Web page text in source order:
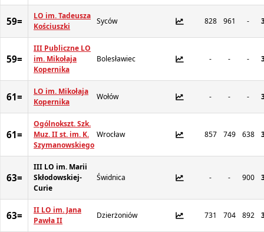
59=
LO im. Tadeusza
Kościuszki
Syców 828 961 -
59=
III Publiczne LO
im. Mikołaja
Kopernika
Bolesławiec - - -
61=
LO im. Mikołaja
Kopernika
Wołów - - -
61=
Ogólnokszt. Szk.
Muz. II st. im. K.
Szymanowskiego
Wrocław 857 749 638
63=
III LO im. Marii
Skłodowskiej-
Curie
Świdnica - - 900
63=
II LO im. Jana
Pawła II
Dzierżoniów 731 704 892